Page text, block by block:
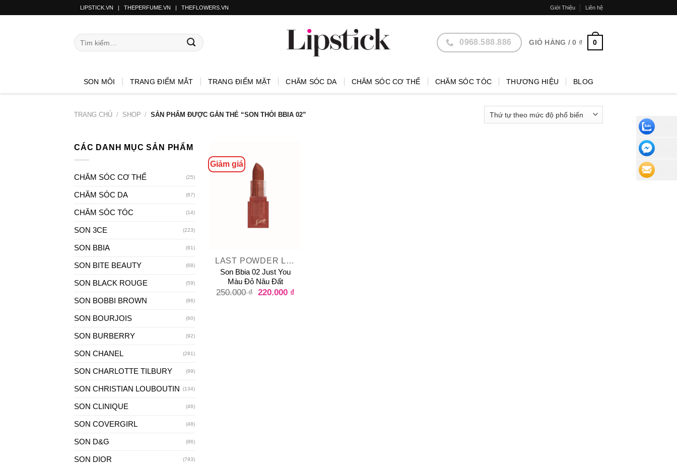
LIPSTICK.VN | THEPERFUME.VN | THEFLOWERS.VN Giới Thiệu Liên hệ
0968.588.886 GIỎ HÀNG /0 ₫ 0
SON MÔI TRANG ĐIỂM MẮT TRANG ĐIỂM MẶT CHĂM SÓC DA CHĂM SÓC CƠ THỂ CHĂM SÓC TÓC THƯƠNG HIỆU BLOG
TRANG CHỦ / SHOP / SẢN PHẨM ĐƯỢC GẮN THẺ “SON THỎI BBIA 02”
CÁC DANH MỤC SẢN PHẨM
CHĂM SÓC CƠ THỂ (25)
CHĂM SÓC DA (67)
CHĂM SÓC TÓC (14)
SON 3CE (223)
SON BBIA (91)
SON BITE BEAUTY (68)
SON BLACK ROUGE (59)
SON BOBBI BROWN (86)
SON BOURJOIS (60)
SON BURBERRY (92)
SON CHANEL (281)
SON CHARLOTTE TILBURY (99)
SON CHRISTIAN LOUBOUTIN (134)
SON CLINIQUE (46)
SON COVERGIRL (48)
SON D&G (86)
SON DIOR (793)
Giảm giá
LAST POWDER LIPSTICK
Son Bbia 02 Just You
Màu Đỏ Nâu Đất
250.000₫ 220.000 ₫